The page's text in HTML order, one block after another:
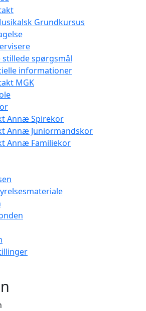
Grundkursus
stillede spørgsmål
informationer
MGK
Annæ Spirekor
Annæ Juniormandskor
Annæ Familiekor